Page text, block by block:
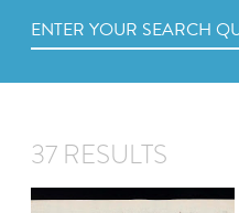
37 RESULTS